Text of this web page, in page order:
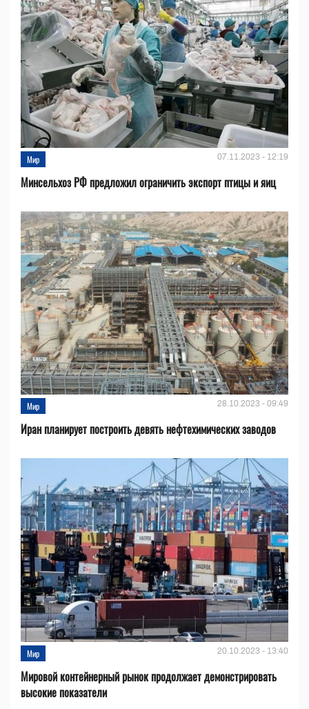
Мир 07.11.2023 - 12:19
Минсельхоз РФ предложил ограничить экспорт птицы и яиц
Мир 28.10.2023 - 09:49
Иран планирует построить девять нефтехимических заводов
Мир 20.10.2023 - 13:40
Мировой контейнерный рынок продолжает демонстрировать
высокие показатели